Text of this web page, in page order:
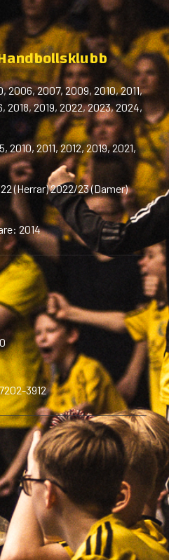
2006, 2007, 2009, 2010, 2011,
2018, 2019, 2022, 2023, 2024,
2011, 2012, 2019, 2021,
(Herrar) 2022/23 (Damer)
2014
3912